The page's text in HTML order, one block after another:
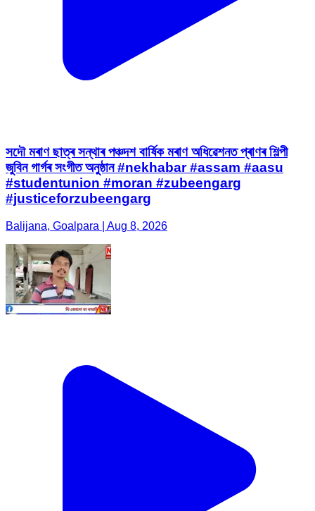
সদৌ মৰাণ ছাত্ৰ সন্থাৰ পঞ্চদশ বাৰ্ষিক মৰাণ অধিৱেশনত প্ৰাণৰ শিল্পী
জুবিন গাৰ্গৰ সংগীত অনুষ্ঠান #nekhabar #assam #aasu
#studentunion #moran #zubeengarg
#justiceforzubeengarg
Balijana, Goalpara | Aug 8, 2026